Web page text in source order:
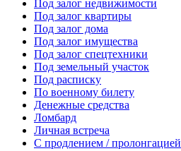
Под залог недвижимости
Под залог квартиры
Под залог дома
Под залог имущества
Под залог спецтехники
Под земельный участок
Под расписку
По военному билету
Денежные средства
Ломбард
Личная встреча
С продлением / пролонгацией